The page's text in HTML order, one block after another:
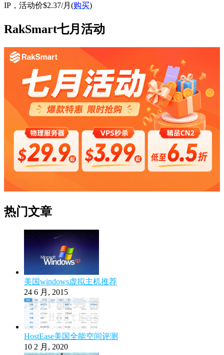
IP，活动价$2.37/月(购买)
RakSmart七月活动
热门文章
美国windows虚拟主机推荐
24 6 月, 2015
HostEase美国全能空间评测
10 2 月, 2020